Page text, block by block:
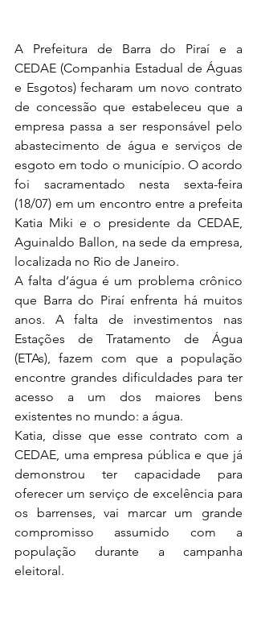
A Prefeitura de Barra do Piraí e a
CEDAE (Companhia Estadual de Águas
e Esgotos) fecharam um novo contrato
de concessão que estabeleceu que a
empresa passa a ser responsável pelo
abastecimento de água e serviços de
esgoto em todo o município. O acordo
foi sacramentado nesta sexta-feira
(18/07) em um encontro entre a prefeita
Katia Miki e o presidente da CEDAE,
Aguinaldo Ballon, na sede da empresa,
localizada no Rio de Janeiro.
A falta d’água é um problema crônico
que Barra do Piraí enfrenta há muitos
anos. A falta de investimentos nas
Estações de Tratamento de Água
(ETAs), fazem com que a população
encontre grandes dificuldades para ter
acesso a um dos maiores bens
existentes no mundo: a água.
Katia, disse que esse contrato com a
CEDAE, uma empresa pública e que já
demonstrou ter capacidade para
oferecer um serviço de excelência para
os barrenses, vai marcar um grande
compromisso assumido com a
população durante a campanha
eleitoral.